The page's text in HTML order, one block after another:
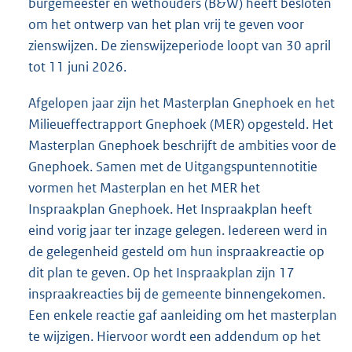
burgemeester en wethouders (B&W) heeft besloten
om het ontwerp van het plan vrij te geven voor
zienswijzen. De zienswijzeperiode loopt van 30 april
tot 11 juni 2026.
Afgelopen jaar zijn het Masterplan Gnephoek en het
Milieueffectrapport Gnephoek (MER) opgesteld. Het
Masterplan Gnephoek beschrijft de ambities voor de
Gnephoek. Samen met de Uitgangspuntennotitie
vormen het Masterplan en het MER het
Inspraakplan Gnephoek. Het Inspraakplan heeft
eind vorig jaar ter inzage gelegen. Iedereen werd in
de gelegenheid gesteld om hun inspraakreactie op
dit plan te geven. Op het Inspraakplan zijn 17
inspraakreacties bij de gemeente binnengekomen.
Een enkele reactie gaf aanleiding om het masterplan
te wijzigen. Hiervoor wordt een addendum op het